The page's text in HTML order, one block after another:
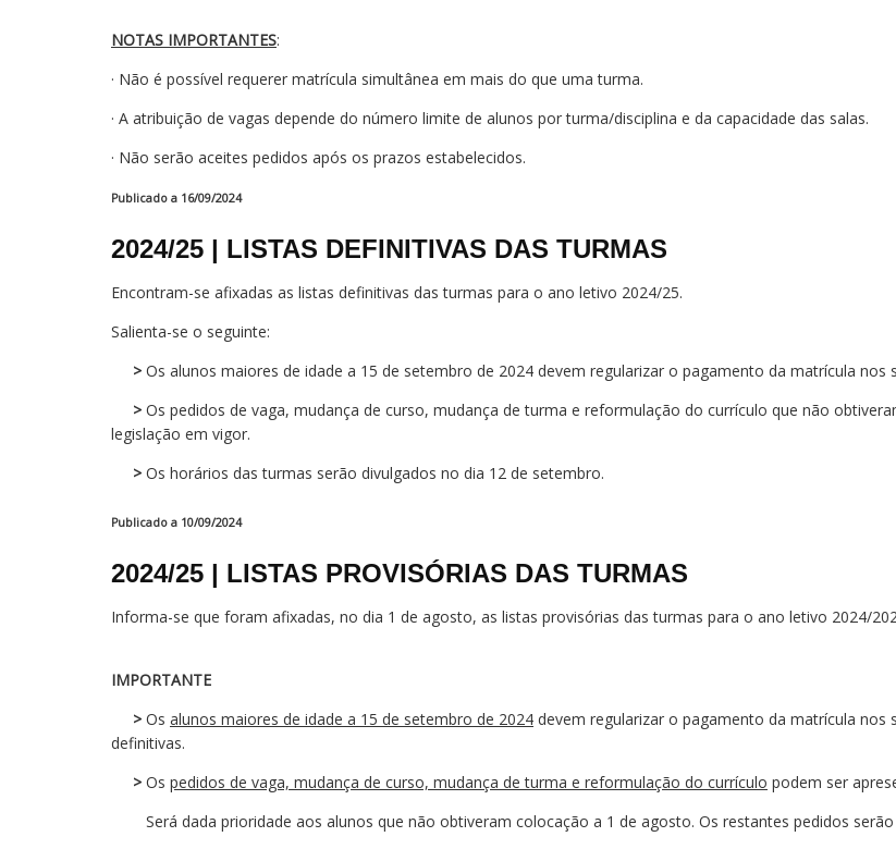
NOTAS IMPORTANTES:
· Não é possível requerer matrícula simultânea em mais do que uma turma.
· A atribuição de vagas depende do número limite de alunos por turma/disciplina e da capacidade das salas.
· Não serão aceites pedidos após os prazos estabelecidos.
Publicado a 16/09/2024
2024/25 | LISTAS DEFINITIVAS DAS TURMAS
Encontram-se afixadas as listas definitivas das turmas para o ano letivo 2024/25.
Salienta-se o seguinte:
> Os alunos maiores de idade a 15 de setembro de 2024 devem regularizar o pagamento da matrícula nos
> Os pedidos de vaga, mudança de curso, mudança de turma e reformulação do currículo que não
legislação em vigor.
> Os horários das turmas serão divulgados no dia 12 de setembro.
Publicado a 10/09/2024
2024/25 | LISTAS PROVISÓRIAS DAS TURMAS
Informa-se que foram afixadas, no dia 1 de agosto, as listas provisórias das turmas para o ano letivo 2024/
IMPORTANTE
> Os alunos maiores de idade a 15 de setembro de 2024 devem regularizar o pagamento da matrícula
definitivas.
> Os pedidos de vaga, mudança de curso, mudança de turma e reformulação do currículo podem ser
Será dada prioridade aos alunos que não obtiveram colocação a 1 de agosto. Os restantes pedidos